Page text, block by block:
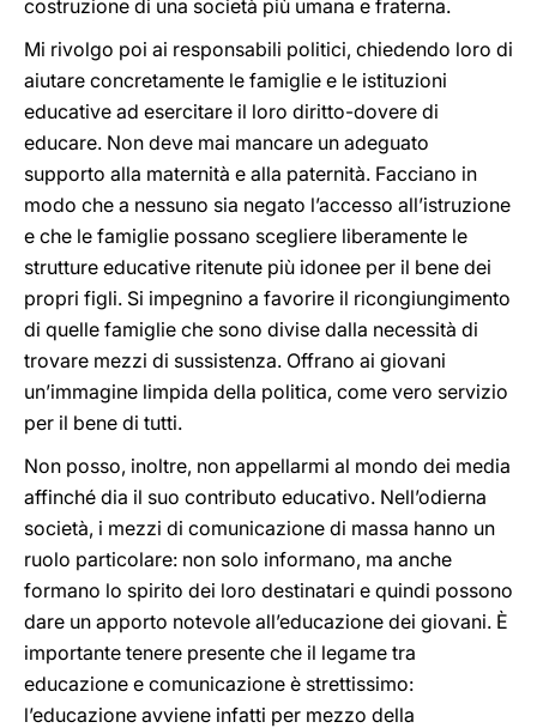
costruzione di una società più umana e fraterna.
Mi rivolgo poi ai responsabili politici, chiedendo loro di
aiutare concretamente le famiglie e le istituzioni
educative ad esercitare il loro diritto-dovere di
educare. Non deve mai mancare un adeguato
supporto alla maternità e alla paternità. Facciano in
modo che a nessuno sia negato l’accesso all’istruzione
e che le famiglie possano scegliere liberamente le
strutture educative ritenute più idonee per il bene dei
propri figli. Si impegnino a favorire il ricongiungimento
di quelle famiglie che sono divise dalla necessità di
trovare mezzi di sussistenza. Offrano ai giovani
un’immagine limpida della politica, come vero servizio
per il bene di tutti.
Non posso, inoltre, non appellarmi al mondo dei media
affinché dia il suo contributo educativo. Nell’odierna
società, i mezzi di comunicazione di massa hanno un
ruolo particolare: non solo informano, ma anche
formano lo spirito dei loro destinatari e quindi possono
dare un apporto notevole all’educazione dei giovani. È
importante tenere presente che il legame tra
educazione e comunicazione è strettissimo:
l’educazione avviene infatti per mezzo della